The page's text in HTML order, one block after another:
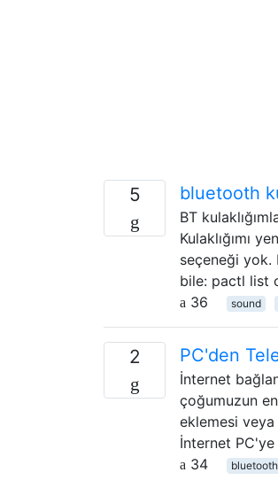
5 bluetooth
BT
Kulaklığımı
seçeneği yok.
bile: pactl list
36
sound
2 PC'den
İnternet
çoğumuzun
eklemesi
İnternet
34
bluetooth